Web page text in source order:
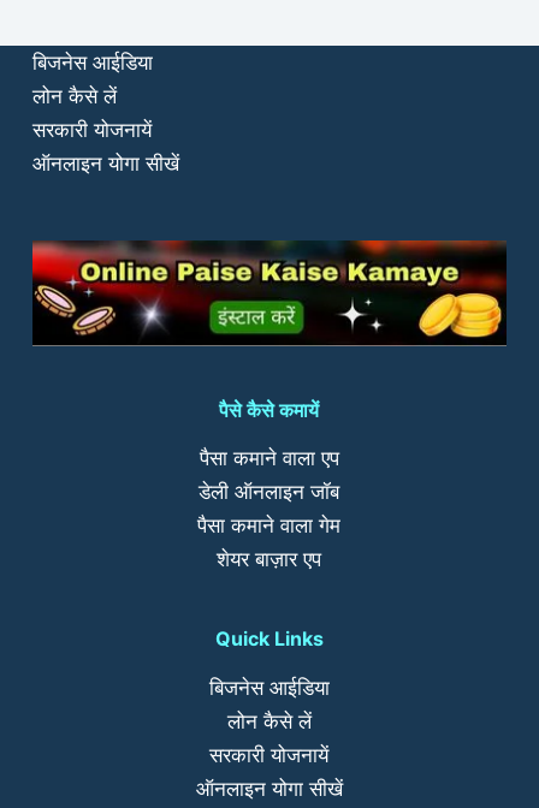
बिजनेस आईडिया
लोन कैसे लें
सरकारी योजनायें
ऑनलाइन योगा सीखें
पैसे कैसे कमायें
पैसा कमाने वाला एप
डेली ऑनलाइन जॉब
पैसा कमाने वाला गेम
शेयर बाज़ार एप
Quick Links
बिजनेस आईडिया
लोन कैसे लें
सरकारी योजनायें
ऑनलाइन योगा सीखें